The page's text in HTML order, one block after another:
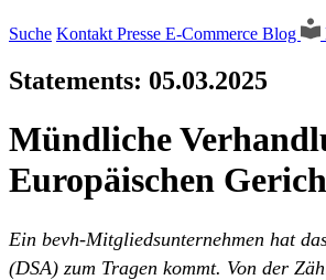
Suche Kontakt Presse E-Commerce Blog
Statements: 05.03.2025
Mündliche
Europäischen
Ein bevh-Mitgliedsunternehmen hat
(DSA) zum Tragen kommt. Von der